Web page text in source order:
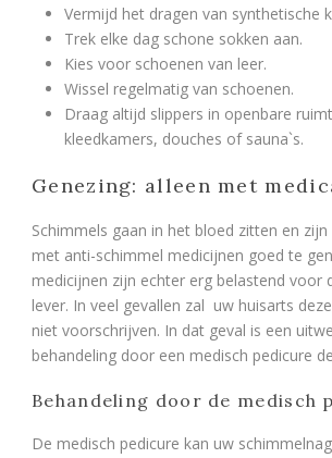
Vermijd het dragen van synthetische
Trek elke dag schone sokken aan.
Kies voor schoenen van leer.
Wissel regelmatig van schoenen.
Draag altijd slippers in openbare
kleedkamers, douches of sauna`s.
Genezing: alleen met
Schimmels gaan in het bloed zitten en zijn
met anti-schimmel medicijnen goed te
medicijnen zijn echter erg belastend voor
lever. In veel gevallen zal uw huisarts
niet voorschrijven. In dat geval is een
behandeling door een medisch pedicure
Behandeling door de medisch
De medisch pedicure kan uw